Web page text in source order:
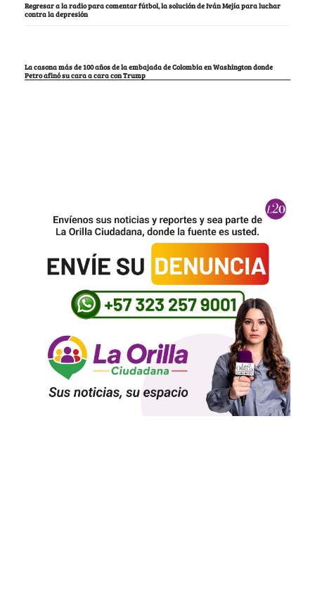
Regresar a la radio para comentar fútbol, la solución de Iván Mejía para luchar
contra la depresión
La casona más de 100 años de la embajada de Colombia en Washington donde
Petro afinó su cara a cara con Trump